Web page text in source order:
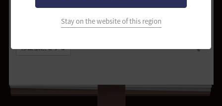
Stay on the website of this region
修正依頼をする 共有する